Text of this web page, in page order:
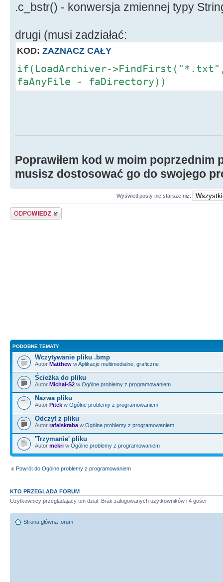
.c_bstr() - konwersja zmiennej typy
drugi (musi zadziałać:
KOD: ZAZNACZ CAŁY
if(LoadArchiver-
faAnyFile - faDirectory))
Poprawiłem kod w moim poprzednim
musisz dostosować go do swojego
Wyświetl posty nie starsze niż:
Odpowiedz
PODOBNE TEMATY
Wczytywanie pliku .bmp
Autor Matthew wAplikacje multimedialne, graficzne
Ścieżka do pliku
Autor Michal-S2 w Ogólne problemy z programowaniem
Nazwa pliku
Autor Pitek w Ogólne problemy z programowaniem
Odczyt z pliku
Autor rafalskraba w Ogólne problemy z programowaniem
'Trzymanie' pliku
Autor mckri w Ogólne problemy z programowaniem
Powrót do Ogólne problemy z programowaniem
KTO PRZEGLĄDA FORUM
Użytkownicy przeglądający ten dział: Brak zalogowanych użytkowników i 4 gości
Strona główna forum